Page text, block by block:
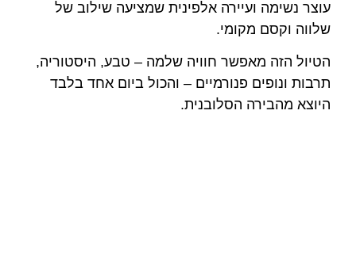
עוצר נשימה ועיירה אלפינית שמציעה שילוב של
שלווה וקסם מקומי.
הטיול הזה מאפשר חוויה שלמה – טבע, היסטוריה,
תרבות ונופים פנורמיים – והכול ביום אחד בלבד
היוצא מהבירה הסלובנית.